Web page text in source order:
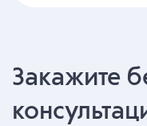
Закажите